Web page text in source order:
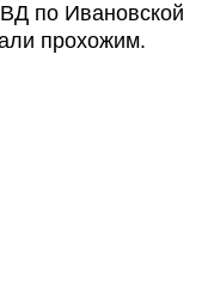
по Ивановской
прохожим.